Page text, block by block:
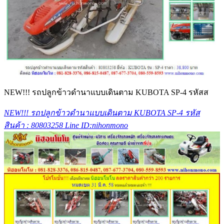
NEW!!! รถปลูกข้าวดำนาแบบเดินตาม KUBOTA SP-4 รหัสส
NEW!!! รถปลูกข้าวดำนาแบบเดินตาม KUBOTA SP-4 รหัส
สินค้า : 80803258 Line ID:nihonmono